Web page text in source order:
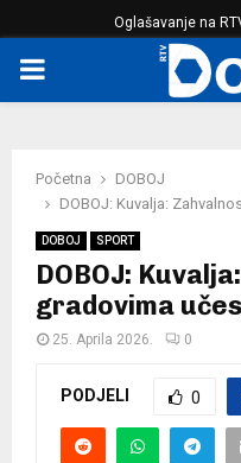
Oglašavanje na
PRIMARY
Početna
DOBOJ
DOBOJ: Kuvalja:
DOBOJ SPORT
DOBOJ:
gradovima
25. Aprila 2026. 0
PODJELI 0